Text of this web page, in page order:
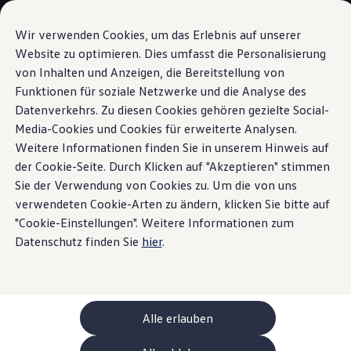
Wir verwenden Cookies, um das Erlebnis auf unserer
Website zu optimieren. Dies umfasst die Personalisierung
von Inhalten und Anzeigen, die Bereitstellung von
Funktionen für soziale Netzwerke und die Analyse des
Datenverkehrs. Zu diesen Cookies gehören gezielte Social-
Media-Cookies und Cookies für erweiterte Analysen.
Weitere Informationen finden Sie in unserem Hinweis auf
der Cookie-Seite. Durch Klicken auf "Akzeptieren" stimmen
Sie der Verwendung von Cookies zu. Um die von uns
verwendeten Cookie-Arten zu ändern, klicken Sie bitte auf
"Cookie-Einstellungen". Weitere Informationen zum
Datenschutz finden Sie hier.
Alle erlauben
Passa al
contenuto
principale
Vai a
piè di
pagina
La sua configurazione
Modelli speciali UNITED
Consulenza e acquisto
Offerte attuali
Clienti aziendali e flotte
Veicoli in pronta consegna
Occasioni
Finanziamento
Calcolatore di leasing
Elettromobilità
Costi e finanziamenti
Ricarica e autonomia
Ricaricare a casa
Ricaricare fuori casa
Ricarica bidirezionale
Soluzione di energia rinnovabile: Helion
ChargeOn
Tecnologia e batteria
Come funziona il sistema di batterie dei
Trazione integrale dual motor 4MOTION.
Piacere di guida
elevato alla quarta.